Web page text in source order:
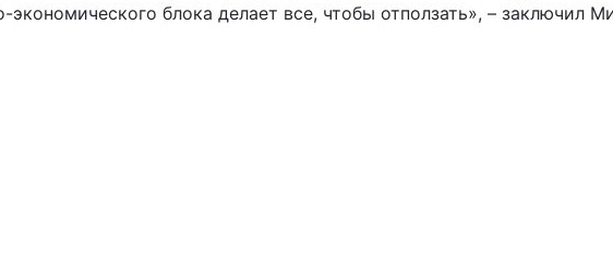
блока делает все, чтобы отползать», – заключил